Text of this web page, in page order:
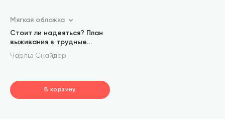
Мягкая обложка
Стоит ли надеяться? План
выживания в трудные
времена
Чарльз Снайдер
В корзину